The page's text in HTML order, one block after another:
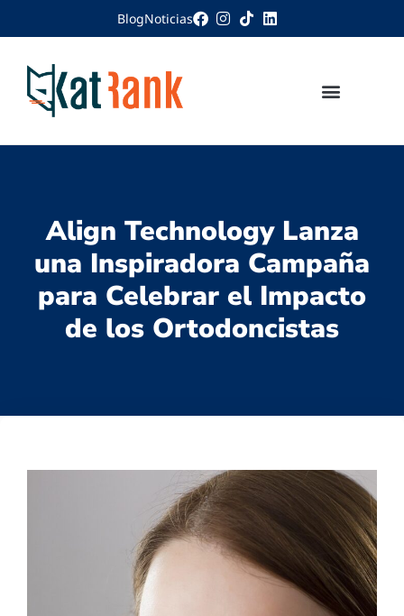
BlogNoticias
Align Technology Lanza
una Inspiradora Campaña
para Celebrar el Impacto
de los Ortodoncistas